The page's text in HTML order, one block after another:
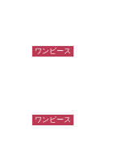
ワンピース
ワンピース